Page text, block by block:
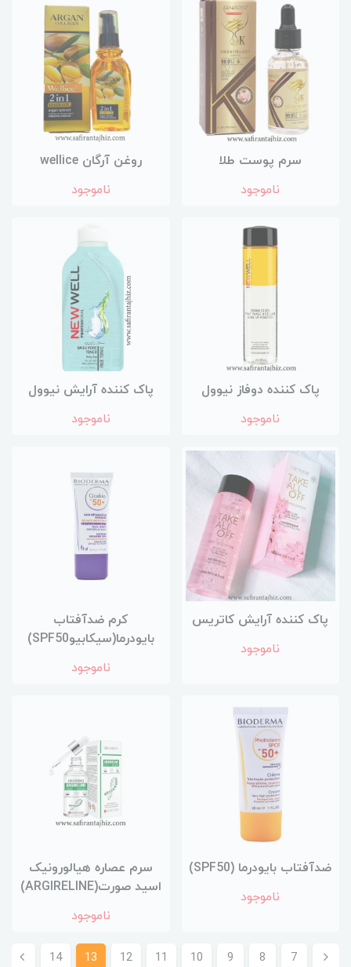
سرم پوست طلا
ناموجود
روغن آرگان wellice
ناموجود
پاک کننده دوفاز نیوول
ناموجود
پاک کننده آرایش نیوول
ناموجود
پاک کننده آرایش کاتریس
ناموجود
کرم ضدآفتاب
بایودرما(سیکابیوSPF50)
ناموجود
ضدآفتاب بایودرما (SPF50)
ناموجود
سرم عصاره هیالورونیک
اسید صورت(ARGIRELINE)
ناموجود
7
8
9
10
11
12
13
14